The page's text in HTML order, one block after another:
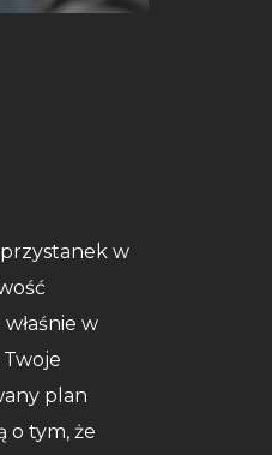
w
w
plan
o tym, że